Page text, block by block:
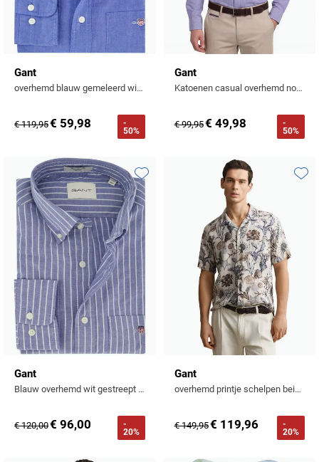
Gant
overhemd blauw gemeleerd wijde fit
€ 119,95€ 59,98
-
50%
Gant
Katoenen casual overhemd normale fit lichtblauw gestreept
€ 99,95€ 49,98
-
50%
Gant
Blauw overhemd wit gestreept Regular Fit
€ 120,00€ 96,00
-
20%
Toevoegen aan favorieten
Gant
overhemd printje schelpen beige korte mouw
€ 149,95€ 119,96
-
20%